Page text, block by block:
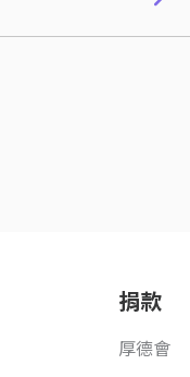
捐款
厚德會